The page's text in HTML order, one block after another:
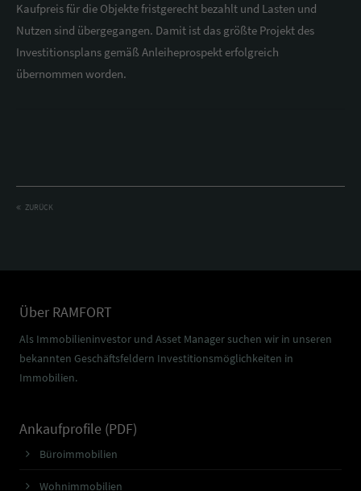
Kaufpreis für die Objekte fristgerecht bezahlt und Lasten und
Nutzen sind übergegangen. Damit ist das größte Projekt des
Investitionsplans gemäß Anleiheprospekt erfolgreich
übernommen worden.
ZURÜCK
Über RAMFORT
Als Immobilieninvestor und Asset Manager suchen wir in unseren
bekannten Geschäftsfeldern Investitionsmöglichkeiten in
Immobilien.
Ankaufprofile (PDF)
Büroimmobilien
Wohnimmobilien